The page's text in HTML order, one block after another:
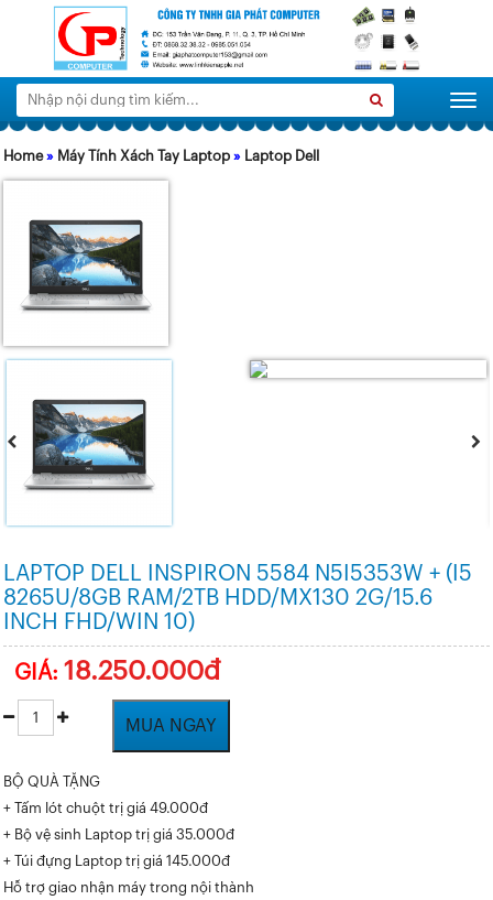
Tìm
kiếm:
Home» Máy Tính Xách Tay Laptop » Laptop Dell
LAPTOP DELL INSPIRON 5584 N5I5353W + (I5
8265U/8GB RAM/2TB HDD/MX130 2G/15.6
INCH FHD/WIN 10)
GIÁ: 18.250.000đ
MUA NGAY
BỘ QUÀ TẶNG
+ Tấm lót chuột trị giá 49.000đ
+ Bộ vệ sinh Laptop trị giá 35.000đ
+ Túi đựng Laptop trị giá 145.000đ
Hỗ trợ giao nhận máy trong nội thành